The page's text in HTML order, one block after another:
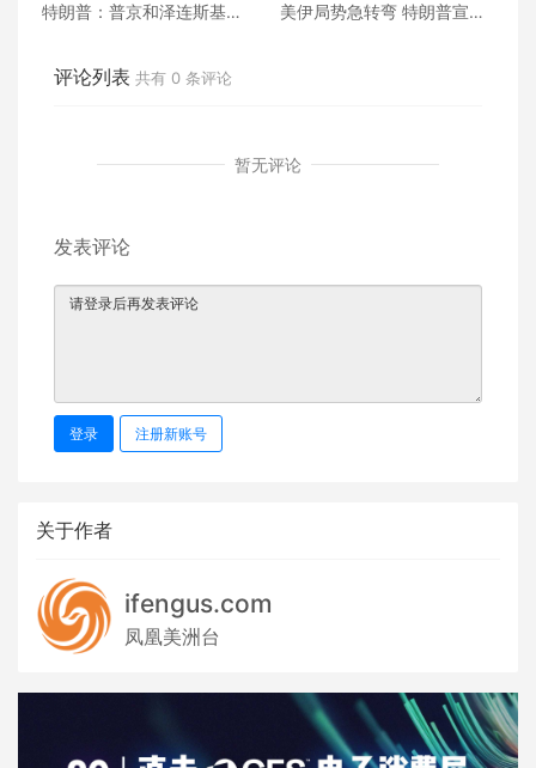
特朗普：普京和泽连斯基都
美伊局势急转弯 特朗普宣布
评论列表 共有 0 条评论
暂无评论
发表评论
登录 注册新账号
关于作者
ifengus.com
凤凰美洲台